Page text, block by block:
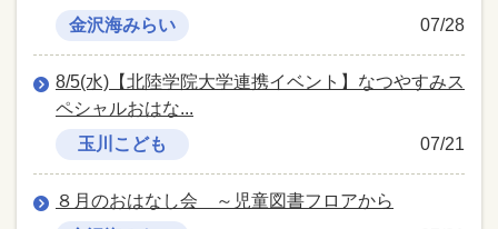
07/28
金沢海みらい
8/5(水)【北陸学院大学連携イベント】なつやすみス
ペシャルおはな...
07/21
玉川こども
８月のおはなし会 ～児童図書フロアから